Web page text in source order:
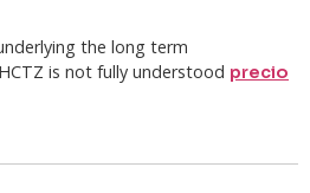
the long term
is not fully understood precio